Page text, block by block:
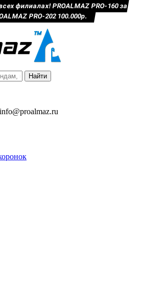
филиалах! PROALMAZ PRO-160 за
PRO-202 100.000р.
info@proalmaz.ru